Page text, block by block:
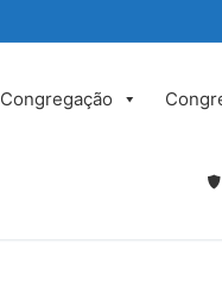
Congregação